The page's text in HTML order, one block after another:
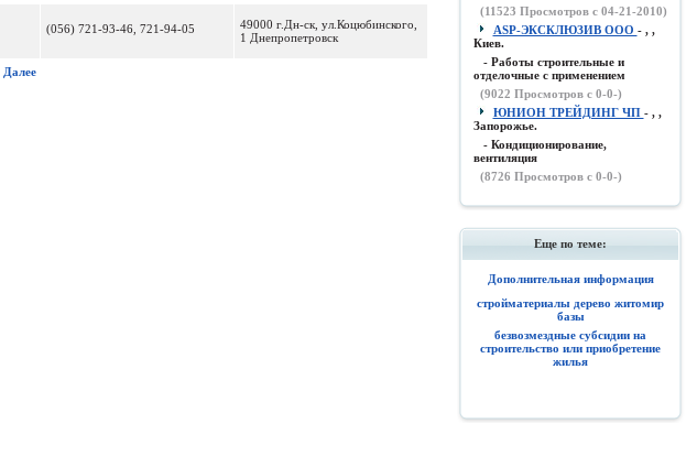
(056) 721-93-46, 721-94-05
49000 г.Дн-ск, ул.Коцюбинского,
1 Днепропетровск
Далее
(11523 Просмотров с 04-21-2010)
ASP-ЭКСКЛЮЗИВ ООО - , ,
Киев.
- Работы строительные и
отделочные с применением
(9022 Просмотров с 0-0-)
ЮНИОН ТРЕЙДИНГ ЧП - , ,
Запорожье.
- Кондиционирование,
вентиляция
(8726 Просмотров с 0-0-)
Еще по теме:
Дополнительная информация
стройматериалы дерево житомир
базы
безвозмездные субсидии на
строительство или приобретение
жилья